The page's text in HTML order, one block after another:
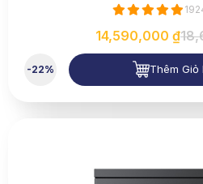
14,590,000 ₫
-22% Thêm Giỏ